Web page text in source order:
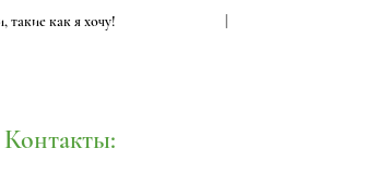
Двери, такие как я хочу!
Контакты: